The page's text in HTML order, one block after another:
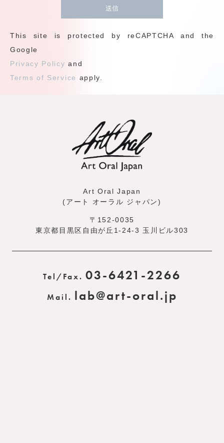
This site is protected by reCAPTCHA and the
Google
Privacy Policy and
Terms of Service apply.
Art Oral Japan
(アート オーラル ジャパン)
〒152-0035
東京都目黒区自由が丘1-24-3 玉川ビル303
Tel/Fax. 03-6421-2266
Mail. lab@art-oral.jp